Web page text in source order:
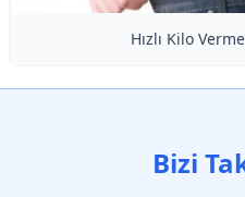
Hızlı Kilo
Bizi